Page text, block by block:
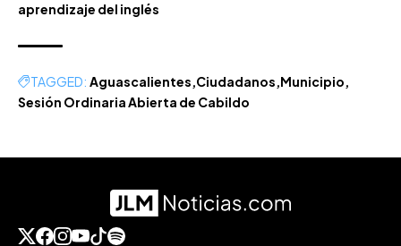
aprendizaje del inglés
TAGGED: Aguascalientes Ciudadanos Municipio
Sesión Ordinaria Abierta de Cabildo